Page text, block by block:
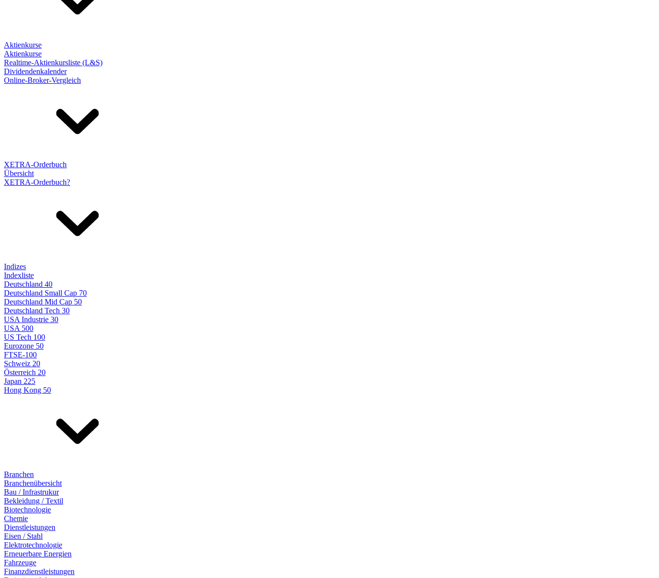
Aktienkurse
Aktienkurse
Realtime-Aktienkursliste (L&S)
Dividendenkalender
Online-Broker-Vergleich
XETRA-Orderbuch
Übersicht
XETRA-Orderbuch?
Indizes
Indexliste
Deutschland 40
Deutschland Small Cap 70
Deutschland Mid Cap 50
Deutschland Tech 30
USA Industrie 30
USA 500
US Tech 100
Eurozone 50
FTSE-100
Schweiz 20
Österreich 20
Japan 225
Hong Kong 50
Branchen
Branchenübersicht
Bau / Infrastrukur
Bekleidung / Textil
Biotechnologie
Chemie
Dienstleistungen
Eisen / Stahl
Elektrotechnologie
Erneuerbare Energien
Fahrzeuge
Finanzdienstleistungen